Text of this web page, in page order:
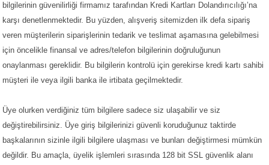
bilgilerinin güvenilirliği firmamız tarafından Kredi Kartları Dolandırıcılığı’na
karşı denetlenmektedir. Bu yüzden, alışveriş sitemizden ilk defa sipariş
veren müşterilerin siparişlerinin tedarik ve teslimat aşamasına gelebilmesi
için öncelikle finansal ve adres/telefon bilgilerinin doğruluğunun
onaylanması gereklidir. Bu bilgilerin kontrolü için gerekirse kredi kartı sahibi
müşteri ile veya ilgili banka ile irtibata geçilmektedir.
Üye olurken verdiğiniz tüm bilgilere sadece siz ulaşabilir ve siz
değiştirebilirsiniz. Üye giriş bilgilerinizi güvenli koruduğunuz taktirde
başkalarının sizinle ilgili bilgilere ulaşması ve bunları değiştirmesi mümkün
değildir. Bu amaçla, üyelik işlemleri sırasında 128 bit SSL güvenlik alanı